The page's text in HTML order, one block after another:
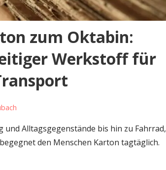
zum Oktabin:
Werkstoff für
und Alltagsgegenstände bis hin zu Fahrrad,
den Menschen Karton tagtäglich.